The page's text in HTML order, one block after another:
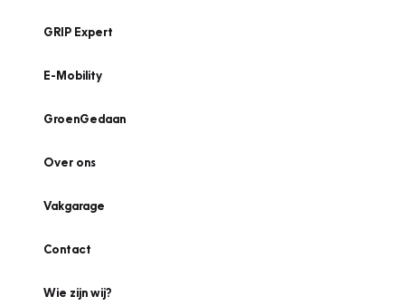
GRIP Expert
E-Mobility
GroenGedaan
Over ons
Vakgarage
Contact
Wie zijn wij?